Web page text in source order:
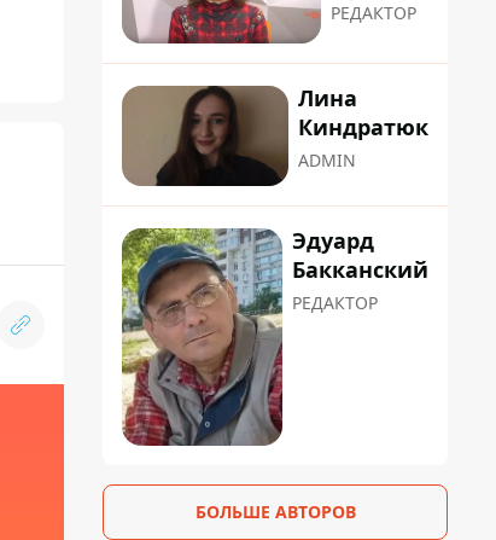
РЕДАКТОР
Лина
Киндратюк
ADMIN
Эдуард
Бакканский
РЕДАКТОР
БОЛЬШЕ АВТОРОВ